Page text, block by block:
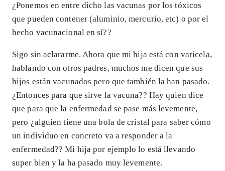
¿Ponemos en entre dicho las vacunas por los tóxicos
que pueden contener (aluminio, mercurio, etc) o por el
hecho vacunacional en sí??
Sigo sin aclararme. Ahora que mi hija está con varicela,
hablando con otros padres, muchos me dicen que sus
hijos están vacunados pero que también la han pasado.
¿Entonces para que sirve la vacuna?? Hay quien dice
que para que la enfermedad se pase más levemente,
pero ¿alguien tiene una bola de cristal para saber cómo
un individuo en concreto va a responder a la
enfermedad?? Mi hija por ejemplo lo está llevando
super bien y la ha pasado muy levemente.